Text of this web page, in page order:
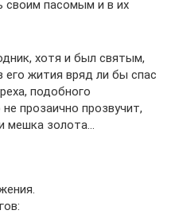
пасомым и в их
хотя и был святым,
его жития вряд ли бы спас
подобного
прозаично прозвучит,
мешка золота…